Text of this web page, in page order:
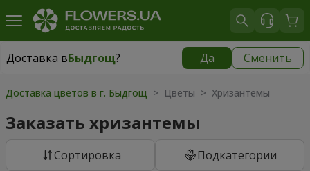
Доставка вБыдгощ? Да Сменить
Доставка вБыдгощ|
Доставка цветов в г. Быдгощ > Цветы > Хризантемы
Заказать хризантемы
Cортировка Подкатегории